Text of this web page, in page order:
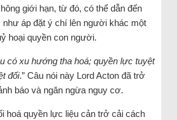
giới hạn, từ đó, có thể dẫn đến
như áp đặt ý chí lên người khác một
hoại quyền con người.
có xu hướng tha hoá; quyền lực tuyệt
đối.” Câu nói này Lord Acton đã trở
báo và ngăn ngừa nguy cơ.
hoá quyền lực liệu cản trở cải cách